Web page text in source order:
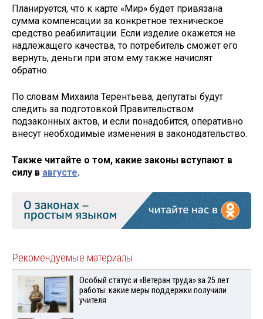
Планируется, что к карте «Мир» будет привязана
сумма компенсации за конкретное техническое
средство реабилитации. Если изделие окажется не
надлежащего качества, то потребитель сможет его
вернуть, деньги при этом ему также начислят
обратно.
По словам Михаила Терентьева, депутаты будут
следить за подготовкой Правительством
подзаконных актов, и если понадобится, оперативно
внесут необходимые изменения в законодательство.
Также читайте о том, какие законы вступают в
силу в августе.
Рекомендуемые материалы
Особый статус и «Ветеран труда» за 25 лет
работы: какие меры поддержки получили
учителя